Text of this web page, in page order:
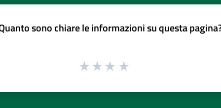
sono chiare le informazioni su questa